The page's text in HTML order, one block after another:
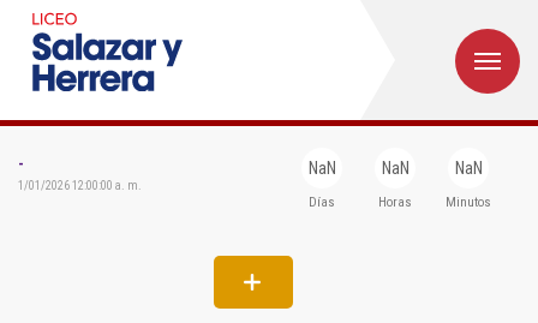
-
1/01/2026 12:00:00 a. m.
NaN
Días
NaN
Horas
NaN
Minutos
Formación